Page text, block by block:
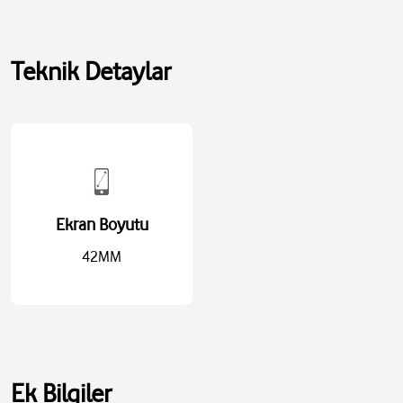
Teknik Detaylar
Ekran Boyutu
42MM
Ek Bilgiler
Bilek uyumu: 130–200 mm